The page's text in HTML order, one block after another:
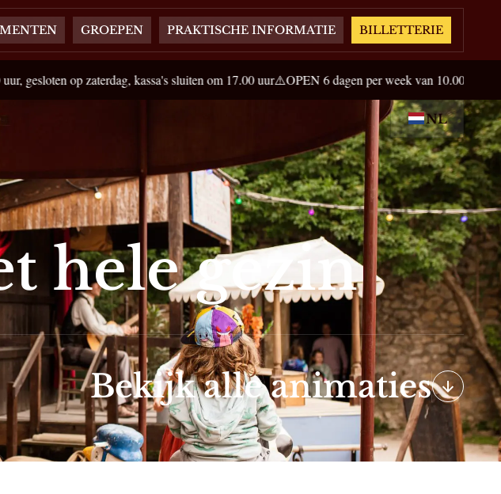
GROEPEN PRAKTISCHE INFORMATIE BILLETTERIE
kassa's sluiten om 17.00 uur⚠️OPEN 6 dagen per week van 10.00 tot 18.00 uur, gesloten
NL
hele gezin
Bekijk alle animaties